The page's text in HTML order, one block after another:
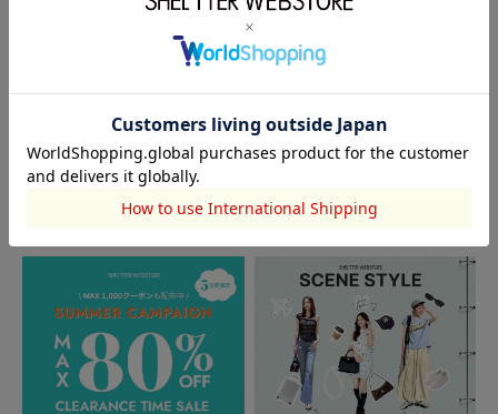
このアイテムを見た人がチェックしている商品
閲覧中カテゴリーのランキング
TOPICS